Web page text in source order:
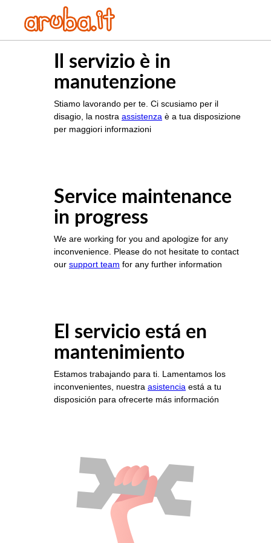
Il servizio è in
manutenzione
Stiamo lavorando per te. Ci scusiamo per il
disagio, la nostra assistenza è a tua disposizione
per maggiori informazioni
Service maintenance
in progress
We are working for you and apologize for any
inconvenience. Please do not hesitate to contact
our support team for any further information
El servicio está en
mantenimiento
Estamos trabajando para ti. Lamentamos los
inconvenientes, nuestra asistencia está a tu
disposición para ofrecerte más información